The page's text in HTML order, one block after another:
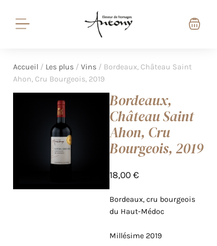
Accueil / Les plus/ Vins/ Bordeaux, Château Saint
Ahon, Cru Bourgeois, 2019
Bordeaux,
Château Saint
Ahon, Cru
Bourgeois, 2019
18,00€
Bordeaux, cru bourgeois
du Haut-Médoc
Millésime 2019